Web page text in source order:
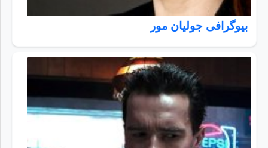
بیوگرافی جولیان مور